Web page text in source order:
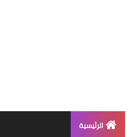
الرئيسية